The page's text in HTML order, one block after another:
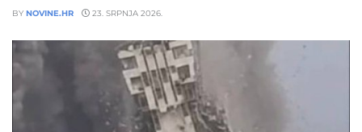
BY NOVINE.HR 23. SRPNJA 2026.